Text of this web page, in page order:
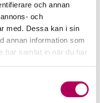
och annan
och
med. Dessa kan i sin
annan information som
har samlat in när du har